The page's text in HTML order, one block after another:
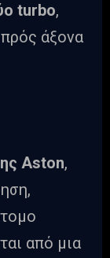
turbo,
άξονα
Aston,
από μια